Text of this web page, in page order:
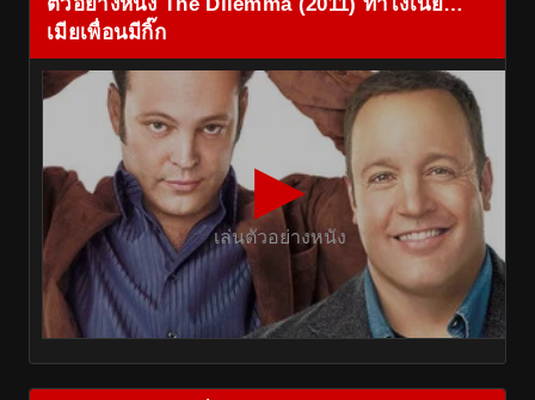
เมียเพื่อนมีกิ๊ก
▶
เล่นตัวอย่างหนัง